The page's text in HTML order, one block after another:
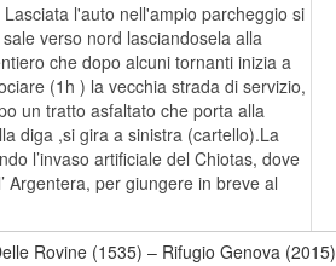
Lasciata l'auto nell'ampio parcheggio si
verso nord lasciandosela alla
che dopo alcuni tornanti inizia a
(1h ) la vecchia strada di servizio,
un tratto asfaltato che porta alla
diga ,si gira a sinistra (cartello).La
l’invaso artificiale del Chiotas, dove
Argentera, per giungere in breve al
Rovine (1535) – Rifugio Genova (2015)